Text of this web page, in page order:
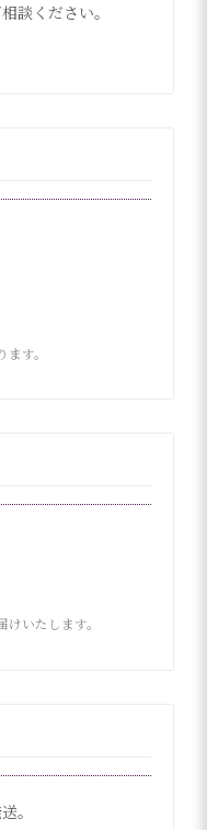
談ください。
す。
いたします。
。